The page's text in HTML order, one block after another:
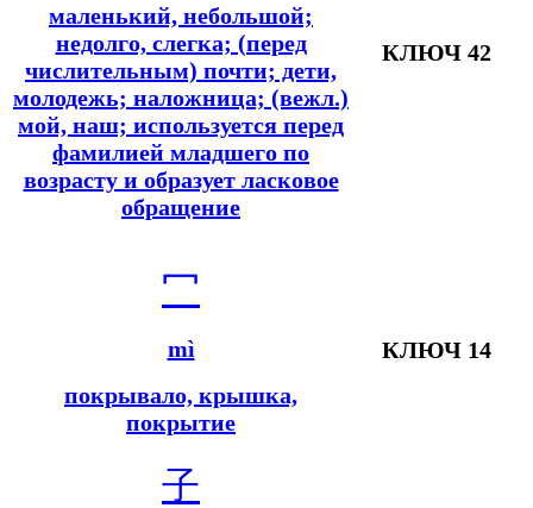
маленький, небольшой;
недолго, слегка; (перед
числительным) почти; дети,
молодежь; наложница; (вежл.)
мой, наш; используется перед
фамилией младшего по
возрасту и образует ласковое
обращение
КЛЮЧ 42
冖
mì
покрывало, крышка,
покрытие
КЛЮЧ 14
子